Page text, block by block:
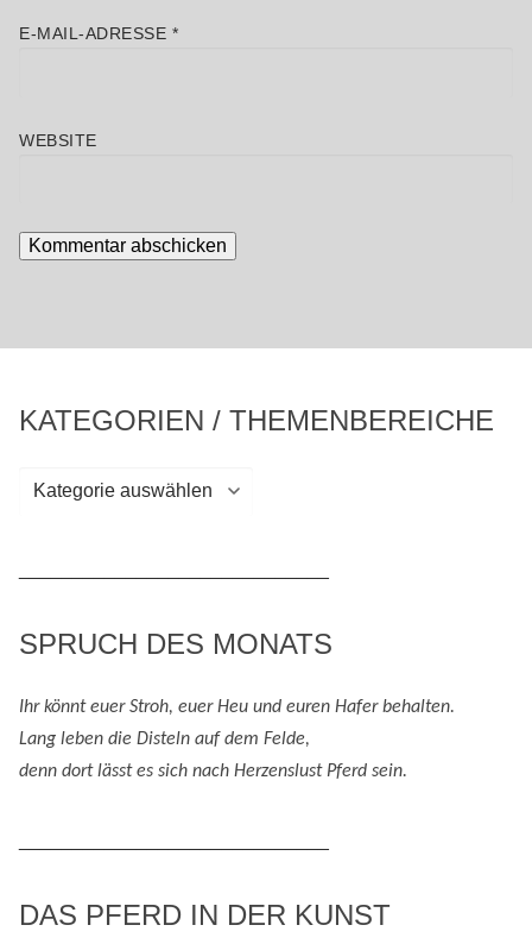
E-MAIL-ADRESSE *
WEBSITE
KATEGORIEN / THEMENBEREICHE
Kategorien
SPRUCH DES MONATS
Ihr könnt euer Stroh, euer Heu und euren Hafer behalten.
Lang leben die Disteln auf dem Felde,
denn dort lässt es sich nach Herzenslust Pferd sein.
DAS PFERD IN DER KUNST